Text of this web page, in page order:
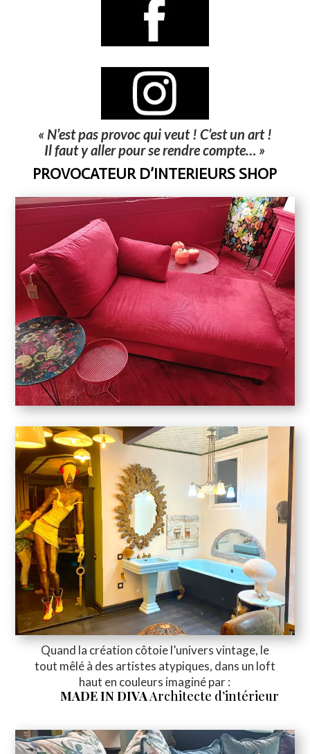
« N’est pas provoc qui veut ! C’est un art !
Il faut y aller pour se rendre compte… »
PROVOCATEUR D’INTERIEURS SHOP
Quand la création côtoie l’univers vintage, le
tout mêlé à des artistes atypiques, dans un loft
haut en couleurs imaginé par :
MADE IN DIVAArchitecte d’intérieur